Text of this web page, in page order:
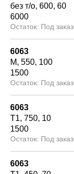
без т/о 600 60
6000
Под заказ
6063
М 550 100
1500
Под заказ
6063
Т1 750 10
1500
Под заказ
6063